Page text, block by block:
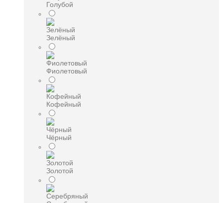
Голубой
Зелёный
Фиолетовый
Кофейный
Чёрный
Золотой